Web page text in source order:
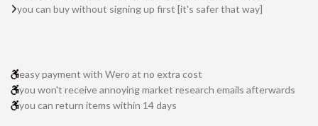
you can buy without signing up first [it's safer that way]
easy payment with Wero at no extra cost
you won't receive annoying market research emails afterwards
you can return items within 14 days